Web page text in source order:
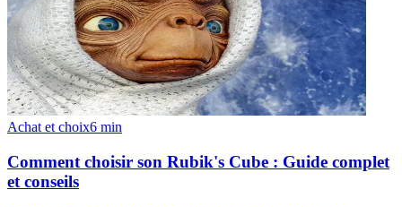
Achat et choix6 min
Comment choisir son Rubik's Cube : Guide complet
et conseils